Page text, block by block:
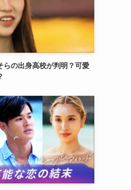
らの出身高校が判明？可愛